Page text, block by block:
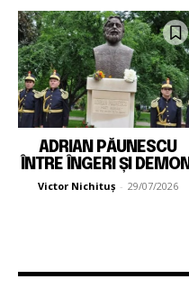
ADRIAN PĂUNESCU
ÎNTRE ÎNGERI ȘI DEMONI
Victor Nichituș - 29/07/2026